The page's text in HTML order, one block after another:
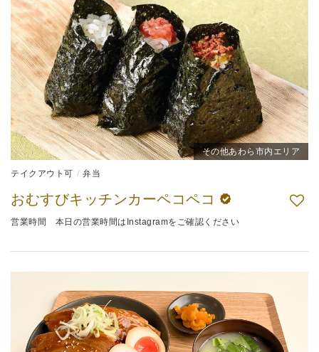
その他あわら市内エリア
テイクアウト可 弁当
おむすびキッチンカーペコペコ
営業時間 本日の営業時間はInstagramをご確認ください